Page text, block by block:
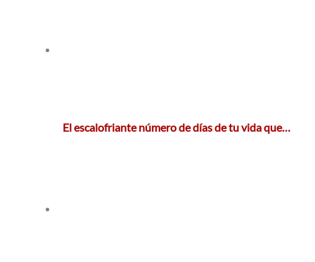
El escalofriante número de días de tu vida que…